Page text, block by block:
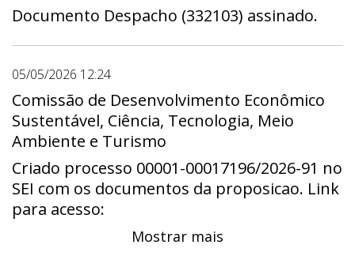
Documento Despacho (332103) assinado.
05/05/2026 12:24
Comissão de Desenvolvimento Econômico
Sustentável, Ciência, Tecnologia, Meio
Ambiente e Turismo
Criado processo 00001-00017196/2026-91 no
SEI com os documentos da proposicao. Link
para acesso:
https://sei.cl.df.gov.br/sei/controlador.php?
Mostrar mais